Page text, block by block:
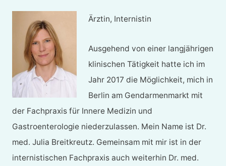
Ärztin, Internistin
Ausgehend von einer langjährigen
klinischen Tätigkeit hatte ich im
Jahr 2017 die Möglichkeit, mich in
Berlin am Gendarmenmarkt mit
der Fachpraxis für Innere Medizin und
Gastroenterologie niederzulassen. Mein Name ist Dr.
med. Julia Breitkreutz. Gemeinsam mit mir ist in der
internistischen Fachpraxis auch weiterhin Dr. med.